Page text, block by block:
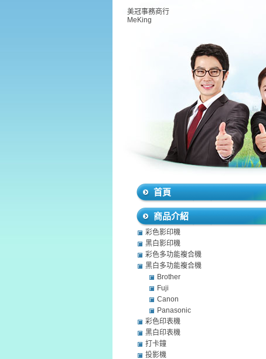
美冠事務商行
MeKing
首頁
商品介紹
彩色影印機
黑白影印機
彩色多功能複合機
黑白多功能複合機
Brother
Fuji
Canon
Panasonic
彩色印表機
黑白印表機
打卡鐘
投影機